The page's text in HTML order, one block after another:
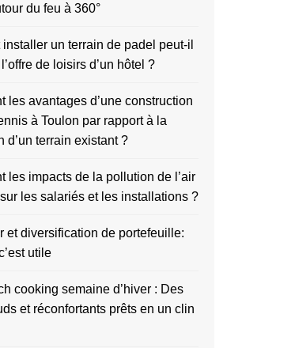
du feu à 360°
un terrain de padel peut-il
de loisirs d’un hôtel ?
les avantages d’une construction
à Toulon par rapport à la
d’un terrain existant ?
les impacts de la pollution de l’air
les salariés et les installations ?
et diversification de portefeuille:
utile
cooking semaine d’hiver : Des
et réconfortants prêts en un clin